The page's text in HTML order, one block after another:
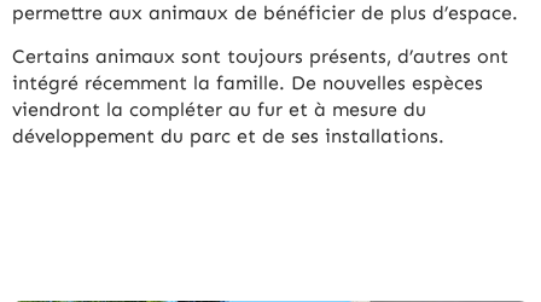
permettre aux animaux de bénéficier de plus d’espace.
Certains animaux sont toujours présents, d’autres ont
intégré récemment la famille. De nouvelles espèces
viendront la compléter au fur et à mesure du
développement du parc et de ses installations.